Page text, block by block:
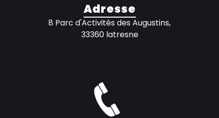
Adresse
8 Parc d'Activités des Augustins,
33360 latresne